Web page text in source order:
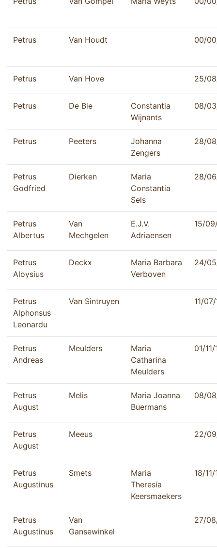
Petrus Van Houdt 00/
Petrus Van Hove 25/
Petrus De Bie
Constantia
Wijnants
08/
Petrus Peeters
Johanna
Zengers
28/
Petrus
Godfried
Dierken
Maria
Constantia
Sels
28/
Petrus
Albertus
Van
Mechgelen
E.J.V.
Adriaensen
15/
Petrus
Aloysius
Deckx
Maria Barbara
Verboven
24/
Petrus
Alphonsus
Leonardu
Van Sintruyen 11/
Petrus
Andreas
Meulders
Maria
Catharina
Meulders
01/
Petrus
August
Melis
Maria Joanna
Buermans
08/
Petrus
August
Meeus 22/
Petrus
Augustinus
Smets
Maria
Theresia
Keersmaekers
18/
Petrus
Augustinus
Van
Gansewinkel
27/